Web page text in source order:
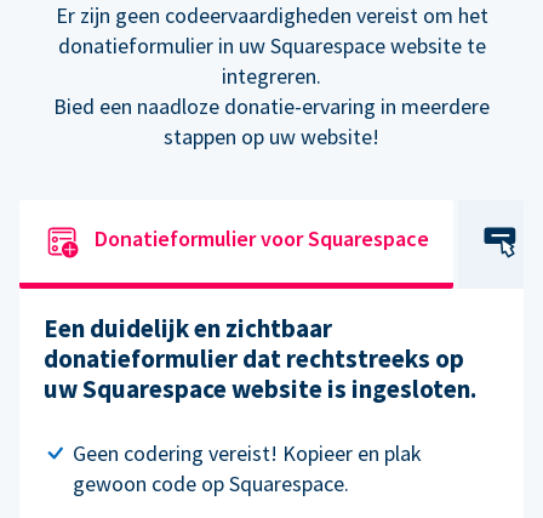
Er zijn geen codeervaardigheden vereist om het
donatieformulier in uw Squarespace website te
integreren.
Bied een naadloze donatie-ervaring in meerdere
stappen op uw website!
Donatieformulier voor Squarespace
Een duidelijk en zichtbaar
donatieformulier dat rechtstreeks op
uw Squarespace website is ingesloten.
Geen codering vereist! Kopieer en plak
gewoon code op Squarespace.